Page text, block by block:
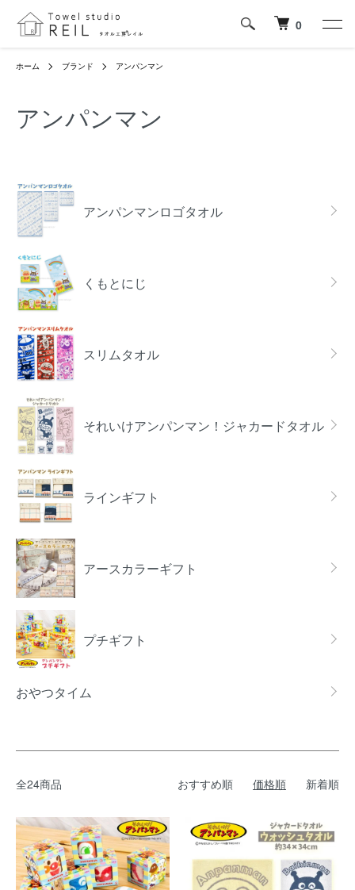
0
ホーム ブランド アンパンマン
アンパンマン
アンパンマンロゴタオル
くもとにじ
スリムタオル
それいけアンパンマン！ジャカードタオル
ラインギフト
アースカラーギフト
プチギフト
おやつタイム
全24商品 おすすめ順 価格順 新着順